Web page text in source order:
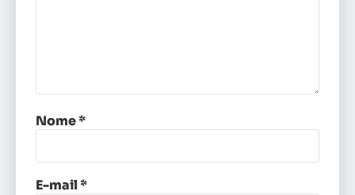
Nome*
E-mail*